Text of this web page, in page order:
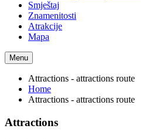
Smještaj
Znamenitosti
Atrakcije
Mapa
Menu
Attractions - attractions route
Home
Attractions - attractions route
Attractions